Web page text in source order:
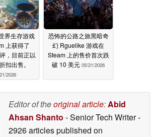
界生存游戏
上获得了
，目前正以
扣出售。
2026
恐怖的公路之旅黑暗奇
幻 Rguelike 游戏在
Steam 上的售价首次跌
破 10 美元 05/21/2026
Editor of theoriginal article:Abid
Ahsan Shanto - Senior Tech Writer-
2926 articles published on